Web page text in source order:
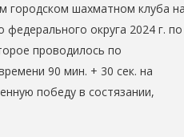
городском шахматном клуба на
округа 2024 г. по
проводилось по
90 мин. + 30 сек. на
победу в состязании,